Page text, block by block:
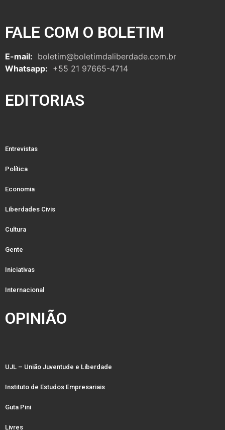
FALE COM O BOLETIM
E-mail: boletim@boletimdaliberdade.com.br
Whatsapp: +55 21 97665-4714
EDITORIAS
Entrevistas
Política
Economia
Liberdades Civis
Cultura
Gente
Iniciativas
Internacional
OPINIÃO
UJL – União Juventude e Liberdade
Instituto de Estudos Empresariais
Guta Pini
Livres